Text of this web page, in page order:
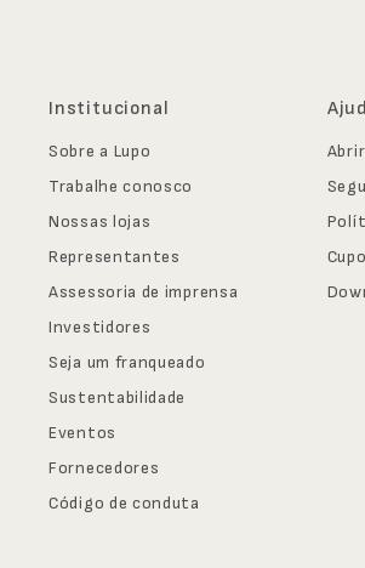
Institucional
Sobre a Lupo
Trabalhe conosco
Nossas lojas
Representantes
Assessoria de imprensa
Investidores
Seja um franqueado
Sustentabilidade
Eventos
Fornecedores
Código de conduta